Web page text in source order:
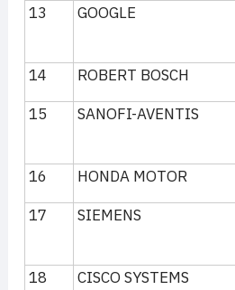
13
GOOGLE
14
ROBERT BOSCH
15
SANOFI-AVENTIS
16
HONDA MOTOR
17
SIEMENS
18
CISCO SYSTEMS